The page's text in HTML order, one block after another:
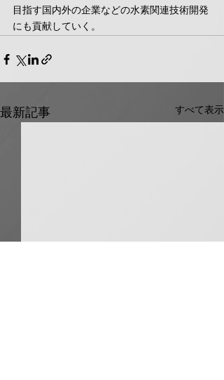
目指す国内外の企業などの水素関連技術開発
にも貢献していく。
最新記事 すべて表示